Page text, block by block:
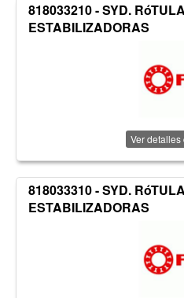
818033210 - SYD.
ESTABILIZADORAS
Ver detalles
818033310 - SYD.
ESTABILIZADORAS